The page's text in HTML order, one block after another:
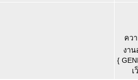
คว
งาน
{
เ